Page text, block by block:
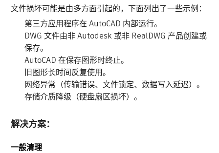
文件损坏可能是由多方面引起的，下面列出了一些示例：
第三方应用程序在 AutoCAD 内部运行。
DWG 文件由非 Autodesk 或非 RealDWG 产品创建或
保存。
AutoCAD 在保存图形时终止。
旧图形长时间反复使用。
网络异常（传输错误、文件锁定、数据写入延迟）。
存储介质降级（硬盘扇区损坏）。
解决方案：
一般清理